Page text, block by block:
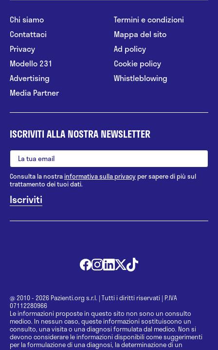
Chi siamo
Contattaci
Privacy
Modello 231
Advertising
Media Partner
Termini e condizioni
Mappa del sito
Ad policy
Cookie policy
Whistleblowing
ISCRIVITI ALLA NOSTRA NEWSLETTER
Consulta la nostrainformativa sulla privacy per sapere di più sul
trattamento dei tuoi dati.
@ 2010 - 2026 Pazienti.org s.r.l. | Tutti i diritti riservati | P.IVA
07112280966
Le informazioni proposte in questo sito non sono un consulto
medico. In nessun caso, queste informazioni sostituiscono un
consulto, una visita o una diagnosi formulata dal medico. Non si
devono considerare le informazioni disponibili come suggerimenti
per la formulazione di una diagnosi, la determinazione di un